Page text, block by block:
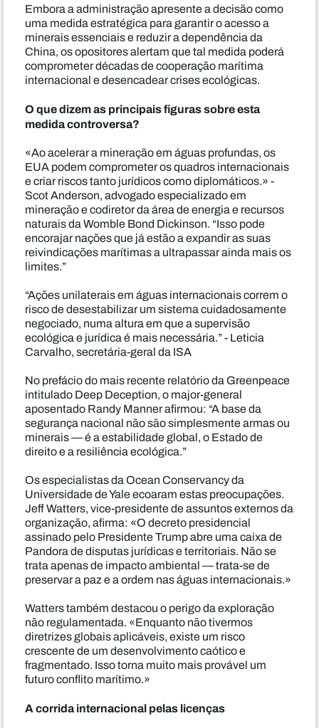
Embora a administração apresente a decisão como
uma medida estratégica para garantir o acesso a
minerais essenciais e reduzir a dependência da
China, os opositores alertam que tal medida poderá
comprometer décadas de cooperação marítima
internacional e desencadear crises ecológicas.
O que dizem as principais figuras sobre esta
medida controversa?
«Ao acelerar a mineração em águas profundas, os
EUA podem comprometer os quadros internacionais
e criar riscos tanto jurídicos como diplomáticos.» -
Scot Anderson, advogado especializado em
mineração e codiretor da área de energia e recursos
naturais da Womble Bond Dickinson. “Isso pode
encorajar nações que já estão a expandir as suas
reivindicações marítimas a ultrapassar ainda mais os
limites.”
“Ações unilaterais em águas internacionais correm o
risco de desestabilizar um sistema cuidadosamente
negociado, numa altura em que a supervisão
ecológica e jurídica é mais necessária.” - Leticia
Carvalho, secretária-geral da ISA
No prefácio do mais recente relatório da Greenpeace
intitulado Deep Deception, o major-general
aposentado Randy Manner afirmou: “A base da
segurança nacional não são simplesmente armas ou
minerais — é a estabilidade global, o Estado de
direito e a resiliência ecológica.”
Os especialistas da Ocean Conservancy da
Universidade de Yale ecoaram estas preocupações.
Jeff Watters, vice-presidente de assuntos externos da
organização, afirma: «O decreto presidencial
assinado pelo Presidente Trump abre uma caixa de
Pandora de disputas jurídicas e territoriais. Não se
trata apenas de impacto ambiental — trata-se de
preservar a paz e a ordem nas águas internacionais.»
Watters também destacou o perigo da exploração
não regulamentada. «Enquanto não tivermos
diretrizes globais aplicáveis, existe um risco
crescente de um desenvolvimento caótico e
fragmentado. Isso torna muito mais provável um
futuro conflito marítimo.»
A corrida internacional pelas licenças